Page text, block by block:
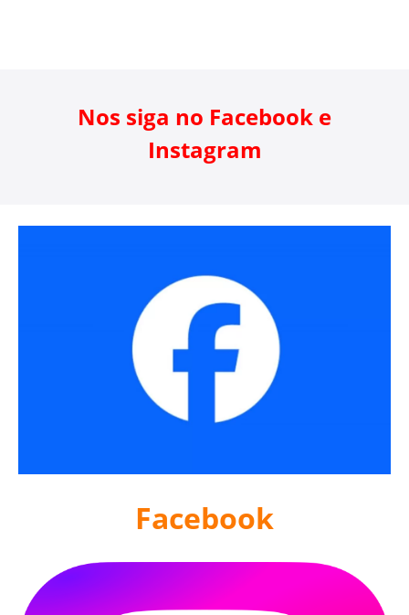
Nos siga no Facebook e
Instagram
Facebook